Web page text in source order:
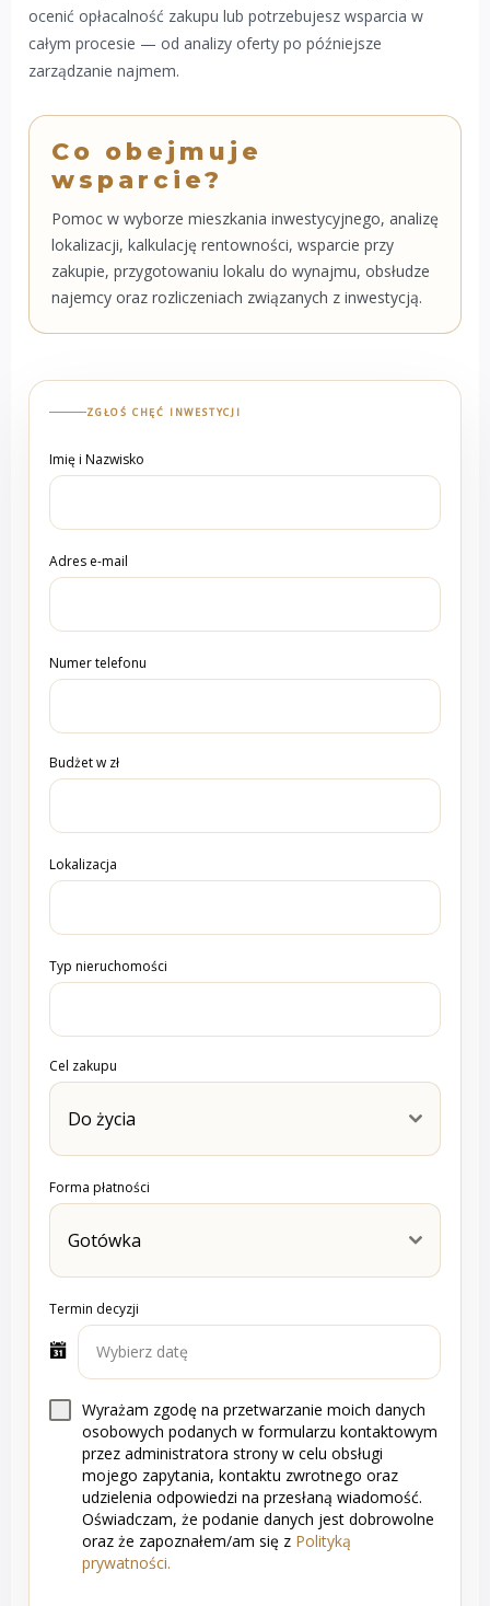
ocenić opłacalność zakupu lub potrzebujesz wsparcia w
całym procesie — od analizy oferty po późniejsze
zarządzanie najmem.
Co obejmuje
wsparcie?
Pomoc w wyborze mieszkania inwestycyjnego, analizę
lokalizacji, kalkulację rentowności, wsparcie przy
zakupie, przygotowaniu lokalu do wynajmu, obsłudze
najemcy oraz rozliczeniach związanych z inwestycją.
ZGŁOŚ CHĘĆ INWESTYCJI
Imię i Nazwisko
Adres e-mail
Numer telefonu
Budżet w zł
Lokalizacja
Typ nieruchomości
Cel zakupu
Do życia
Forma płatności
Gotówka
Termin decyzji
Wyrażam zgodę na przetwarzanie moich danych
osobowych podanych w formularzu kontaktowym
przez administratora strony w celu obsługi
mojego zapytania, kontaktu zwrotnego oraz
udzielenia odpowiedzi na przesłaną wiadomość.
Oświadczam, że podanie danych jest dobrowolne
oraz że zapoznałem/am się z Polityką
prywatności.